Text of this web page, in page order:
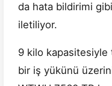
da hata bildirimi gibi
iletiliyor.
9 kilo
bir iş yükünü